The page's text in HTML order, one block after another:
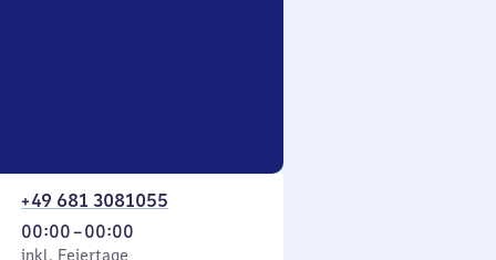
+49 681 3081055
00:00–00:00
Von
inkl. Feiertage